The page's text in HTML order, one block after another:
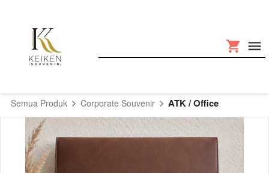
Semua Produk Corporate Souvenir ATK / Office